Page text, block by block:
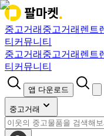
중고거래 중고거래 렌트
티 커뮤니티
중고거래 중고거래 렌트
티 커뮤니티
앱 다운로드
중고거래